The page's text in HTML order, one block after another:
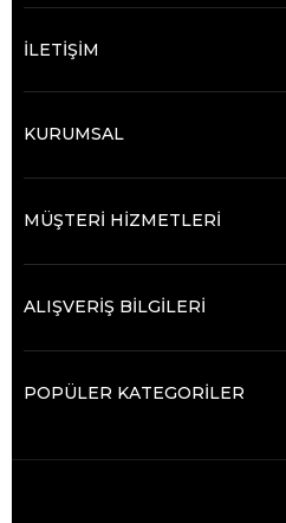
İLETİŞİM
KURUMSAL
MÜŞTERİ HİZMETLERİ
ALIŞVERİŞ BİLGİLERİ
POPÜLER KATEGORİLER